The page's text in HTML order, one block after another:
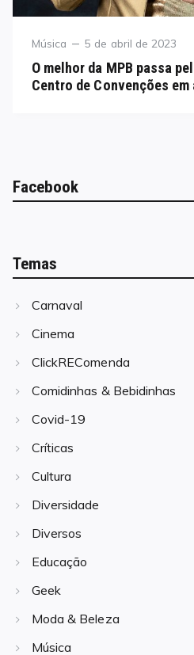
Category
Música
Posted
5 de abril de 2023
O melhor da MPB passa
Centro de Convenções em
Facebook
Temas
Carnaval
Cinema
ClickREComenda
Comidinhas & Bebidinhas
Covid-19
Críticas
Cultura
Diversidade
Diversos
Educação
Geek
Moda & Beleza
Música